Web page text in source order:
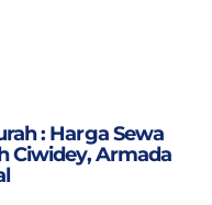
: Harga Sewa
Ciwidey, Armada